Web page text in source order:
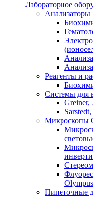
Лабораторное
Анализаторы
Реагенты и
Системы для
Greiner,
Микроскопы
Olympus
Пипеточные